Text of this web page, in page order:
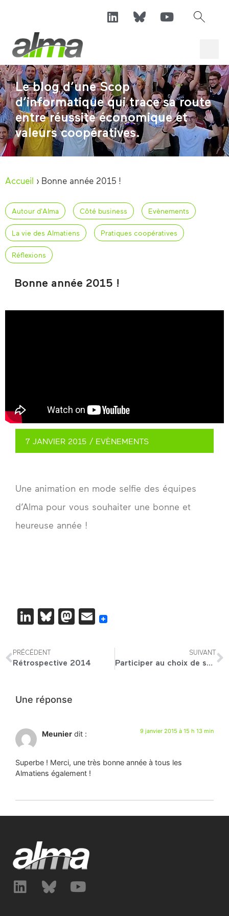
Le blog d’une Scop
d’informatique qui trace sa route
entre réussite économique et
valeurs coopératives.
Accueil › Bonne année 2015 !
Autour d'Alma Côté business Evènements
La vie des Almatiens Pratiques coopératives
Réflexions
Bonne année 2015 !
7 JANVIER 2015 / EVÈNEMENTS
Une animation en mode selfie des équipes
d’Alma pour vous souhaiter une bonne et
heureuse année !
LinkedIn
Bluesky
Mastodon
Email
PRÉCÉDENT
Rétrospective 2014
SUIVANT
Participer au choix de son responsable, un processus vertueux
Une réponse
Meunier dit : 9 janvier 2015 à 15 h 13 min
Superbe ! Merci, une très bonne année à tous les
Almatiens également !